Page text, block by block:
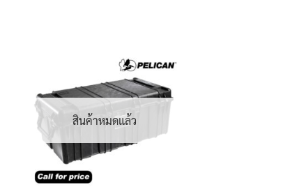
สินค้าหมดแล้ว